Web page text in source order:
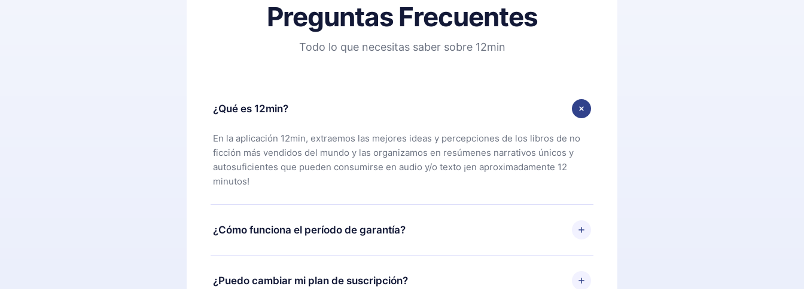
Preguntas Frecuentes
Todo lo que necesitas saber sobre 12min
¿Qué es 12min?
En la aplicación 12min, extraemos las mejores ideas y percepciones de los libros de no
ficción más vendidos del mundo y las organizamos en resúmenes narrativos únicos y
autosuficientes que pueden consumirse en audio y/o texto ¡en aproximadamente 12
minutos!
¿Cómo funciona el período de garantía?
Puedes descargar nuestra aplicación y comenzar a disfrutar de nuestra biblioteca. Si por
alguna razón no estás satisfecho con nuestra plataforma, simplemente contacta a
¿Puedo cambiar mi plan de suscripción?